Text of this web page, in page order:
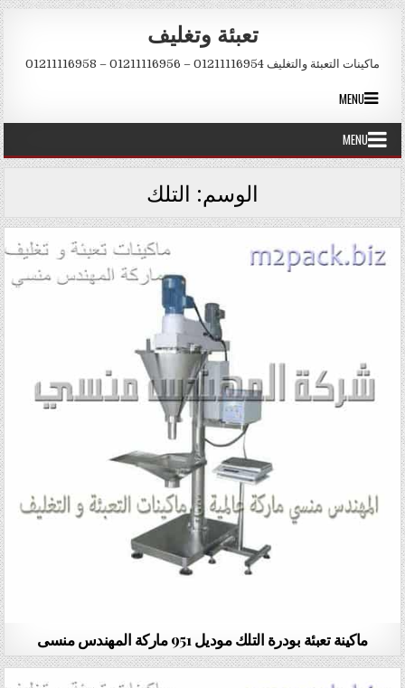
Skip to content
تعبئة وتغليف
ماكينات التعبئة والتغليف 01211116954 – 01211116956 – 01211116958
MENU
MENU
الوسم: التلك
ماكينة تعبئة بودرة التلك موديل 951 ماركة المهندس منسى